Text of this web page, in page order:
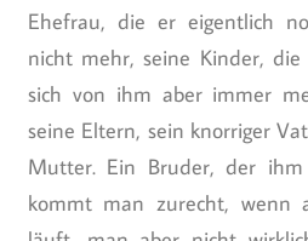
Ehefrau, die er eigentlich
nicht mehr, seine Kinder,
sich von ihm aber immer
seine Eltern, sein knorriger
Mutter. Ein Bruder, der
kommt man zurecht, wenn